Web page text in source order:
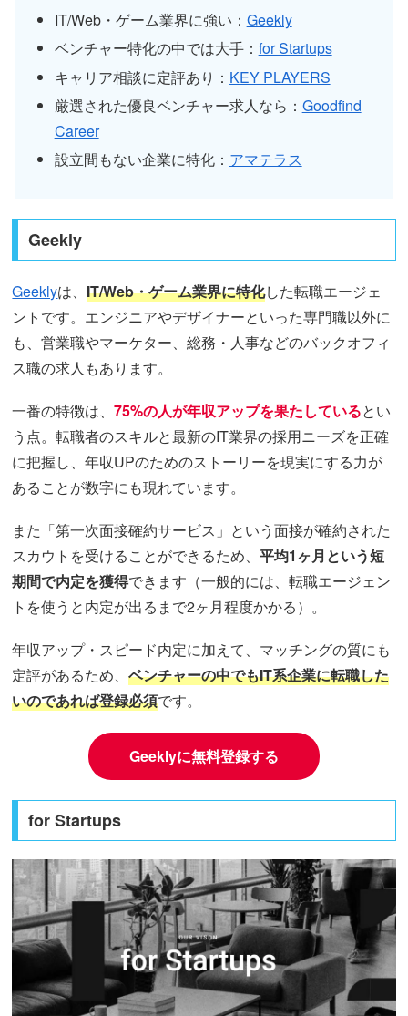
IT/Web・ゲーム業界に強い： Geekly
ベンチャー特化の中では大手： for Startups
キャリア相談に定評あり： KEY PLAYERS
厳選された優良ベンチャー求人なら： Goodfind
Career
設立間もない企業に特化： アマテラス
Geekly
Geeklyは、IT/Web・ゲーム業界に特化した転職エージェ
ントです。エンジニアやデザイナーといった専門職以外に
も、営業職やマーケター、総務・人事などのバックオフィ
ス職の求人もあります。
一番の特徴は、75%の人が年収アップを果たしているとい
う点。転職者のスキルと最新のIT業界の採用ニーズを正確
に把握し、年収UPのためのストーリーを現実にする力が
あることが数字にも現れています。
また「第一次面接確約サービス」という面接が確約された
スカウトを受けることができるため、平均1ヶ月という短
期間で内定を獲得できます（一般的には、転職エージェン
トを使うと内定が出るまで2ヶ月程度かかる）。
年収アップ・スピード内定に加えて、マッチングの質にも
定評があるため、ベンチャーの中でもIT系企業に転職した
いのであれば登録必須です。
Geeklyに無料登録する
for Startups